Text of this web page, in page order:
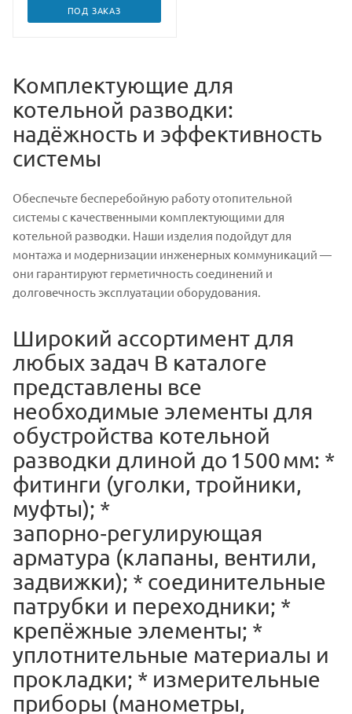
ПОД ЗАКАЗ
Комплектующие для
котельной разводки:
надёжность и эффективность
системы
Обеспечьте бесперебойную работу отопительной
системы с качественными комплектующими для
котельной разводки. Наши изделия подойдут для
монтажа и модернизации инженерных коммуникаций —
они гарантируют герметичность соединений и
долговечность эксплуатации оборудования.
Широкий ассортимент для
любых задач В каталоге
представлены все
необходимые элементы для
обустройства котельной
разводки длиной до 1500 мм: *
фитинги (уголки, тройники,
муфты); *
запорно‑регулирующая
арматура (клапаны, вентили,
задвижки); * соединительные
патрубки и переходники; *
крепёжные элементы; *
уплотнительные материалы и
прокладки; * измерительные
приборы (манометры,